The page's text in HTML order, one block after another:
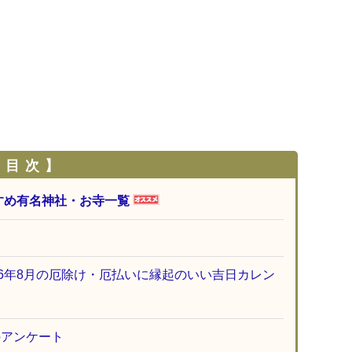
目 次 】
有名神社・お寺一覧
8月の厄除け・厄払いに縁起のいい吉日カレン
ンケート